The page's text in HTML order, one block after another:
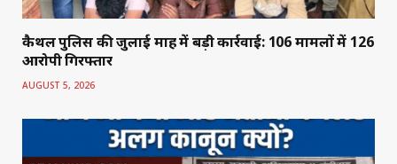
कैथल पुलिस की जुलाई माह में बड़ी कार्रवाई: 106 मामलों में 126
आरोपी गिरफ्तार
AUGUST 5, 2026